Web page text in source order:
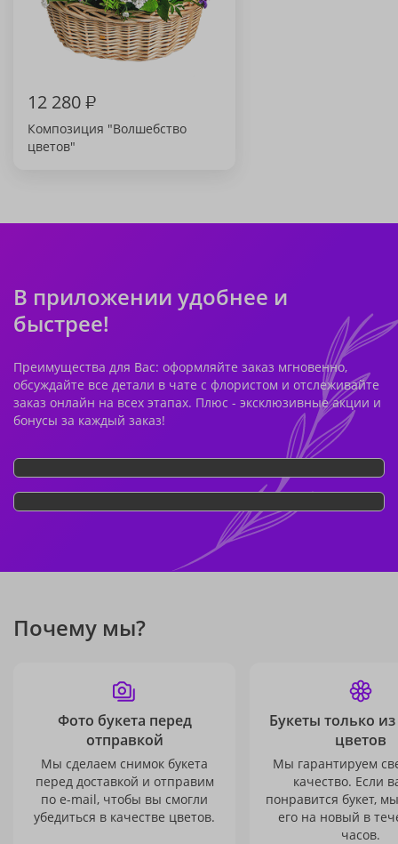
12 280₽
Композиция "Волшебство
цветов"
В приложении удобнее и
быстрее!
Преимущества для Вас: оформляйте заказ мгновенно,
обсуждайте все детали в чате с флористом и отслеживайте
заказ онлайн на всех этапах. Плюс - эксклюзивные акции и
бонусы за каждый заказ!
Почему мы?
Фото букета перед
отправкой
Мы сделаем снимок букета
перед доставкой и отправим
по e-mail, чтобы вы смогли
убедиться в качестве цветов.
Букеты только
цветов
Мы гарантируем
качество. Если
понравится букет,
его на новый в
часов.